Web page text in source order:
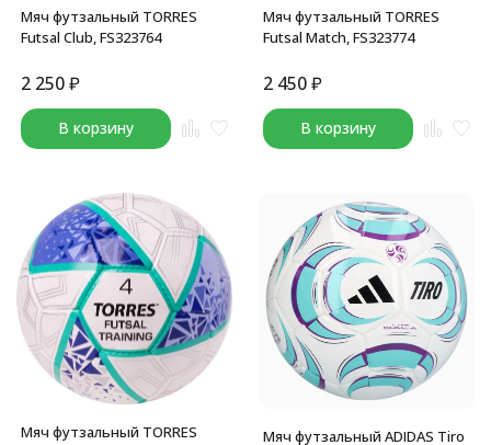
Мяч футзальный TORRES
Futsal Club, FS323764
2 250₽
В корзину
Мяч футзальный TORRES
Futsal Match, FS323774
2 450₽
В корзину
Мяч футзальный TORRES
Мяч футзальный ADIDAS Tiro